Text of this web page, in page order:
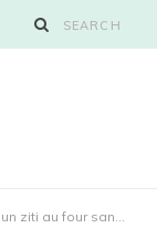
Comment réchauffer un ziti au four sans le dessécher ?